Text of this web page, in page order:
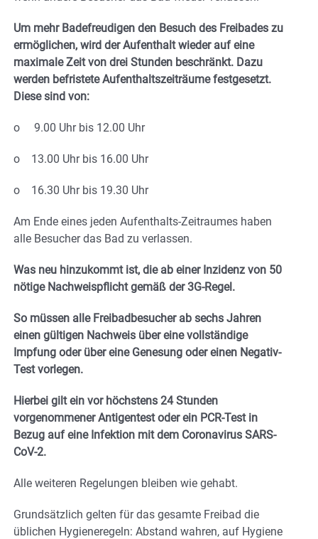
Um mehr Badefreudigen den Besuch des Freibades zu
ermöglichen, wird der Aufenthalt wieder auf eine
maximale Zeit von drei Stunden beschränkt. Dazu
werden befristete Aufenthaltszeiträume festgesetzt.
Diese sind von:
o 9.00 Uhr bis 12.00 Uhr
o 13.00 Uhr bis 16.00 Uhr
o 16.30 Uhr bis 19.30 Uhr
Am Ende eines jeden Aufenthalts-Zeitraumes haben
alle Besucher das Bad zu verlassen.
Was neu hinzukommt ist, die ab einer Inzidenz von 50
nötige Nachweispflicht gemäß der 3G-Regel.
So müssen alle Freibadbesucher ab sechs Jahren
einen gültigen Nachweis über eine vollständige
Impfung oder über eine Genesung oder einen Negativ-
Test vorlegen.
Hierbei gilt ein vor höchstens 24 Stunden
vorgenommener Antigentest oder ein PCR-Test in
Bezug auf eine Infektion mit dem Coronavirus SARS-
CoV-2.
Alle weiteren Regelungen bleiben wie gehabt.
Grundsätzlich gelten für das gesamte Freibad die
üblichen Hygieneregeln: Abstand wahren, auf Hygiene